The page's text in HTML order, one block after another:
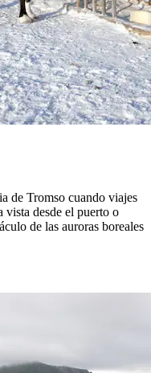
de Tromso cuando viajes
vista desde el puerto o
de las auroras boreales